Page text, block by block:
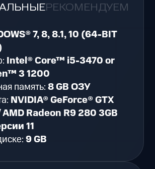
РЕКОМЕНДУЕМЫЕ
7, 8, 8.1, 10 (64-BIT
Intel® Core™ i5-3470 or
3 1200
память:8 GB ОЗУ
NVIDIA® GeForce® GTX
Radeon R9 280 3GB
11
9 GB